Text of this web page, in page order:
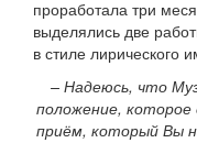
проработала три
выделялись две
в стиле лирического
– Надеюсь, что
положение, которое
приём, который Вы